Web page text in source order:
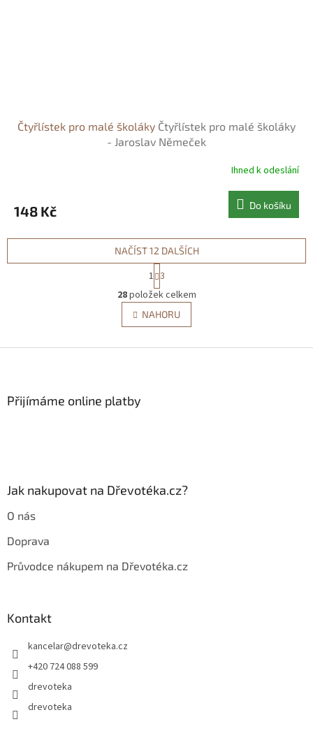
Čtyřlístek pro malé školáky Čtyřlístek pro malé školáky
- Jaroslav Němeček
Ihned k odeslání
148 Kč Do košíku
O
v
l
á
p
NAČÍST 12 DALŠÍCH
S
t
r
á
n
k
v
1 3
28položek celkem
NAHORU
Přijímáme online platby
Jak nakupovat na Dřevotéka.cz?
O nás
Doprava
Průvodce nákupem na Dřevotéka.cz
Kontakt
kancelar@drevoteka.cz
+420 724 088 599
drevoteka
drevoteka